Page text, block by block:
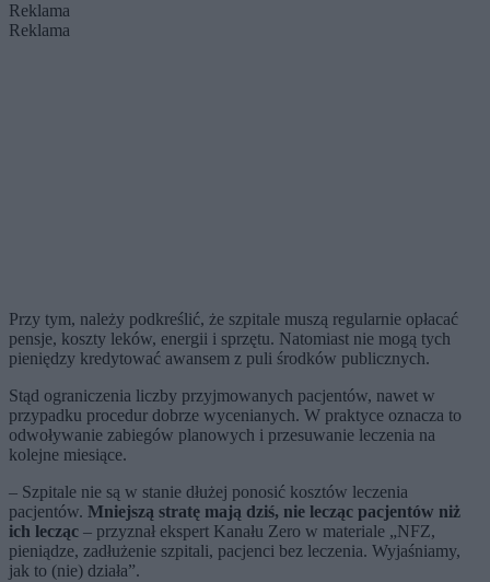
Reklama
Reklama
Przy tym, należy podkreślić, że szpitale muszą regularnie opłacać
pensje, koszty leków, energii i sprzętu. Natomiast nie mogą tych
pieniędzy kredytować awansem z puli środków publicznych.
Stąd ograniczenia liczby przyjmowanych pacjentów, nawet w
przypadku procedur dobrze wycenianych. W praktyce oznacza to
odwoływanie zabiegów planowych i przesuwanie leczenia na
kolejne miesiące.
– Szpitale nie są w stanie dłużej ponosić kosztów leczenia
pacjentów. Mniejszą stratę mają dziś, nie lecząc pacjentów niż
ich lecząc – przyznał ekspert Kanału Zero w materiale „NFZ,
pieniądze, zadłużenie szpitali, pacjenci bez leczenia. Wyjaśniamy,
jak to (nie) działa”.